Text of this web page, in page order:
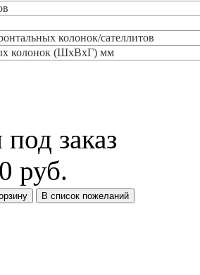
колонок/сателлитов
колонок (ШxВxГ) мм
заказ
руб.